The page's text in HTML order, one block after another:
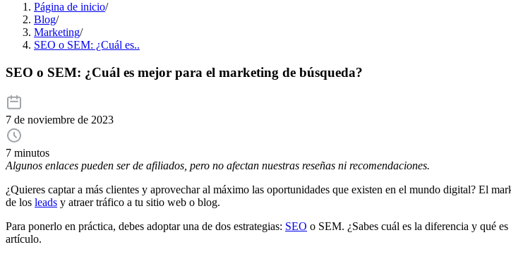
Página de inicio/
Blog/
Marketing/
SEO o SEM: ¿Cuál es..
SEO o SEM: ¿Cuál es mejor para el marketing de búsqueda?
7 de noviembre de 2023
7 minutos
Algunos enlaces pueden ser de afiliados, pero no afectan nuestras reseñas ni recomendaciones.
¿Quieres captar a más clientes y aprovechar al máximo las oportunidades que existen en el mundo digital? El
de los leads y atraer tráfico a tu sitio web o blog.
Para ponerlo en práctica, debes adoptar una de dos estrategias: SEO o SEM. ¿Sabes cuál es la diferencia y qué
artículo.